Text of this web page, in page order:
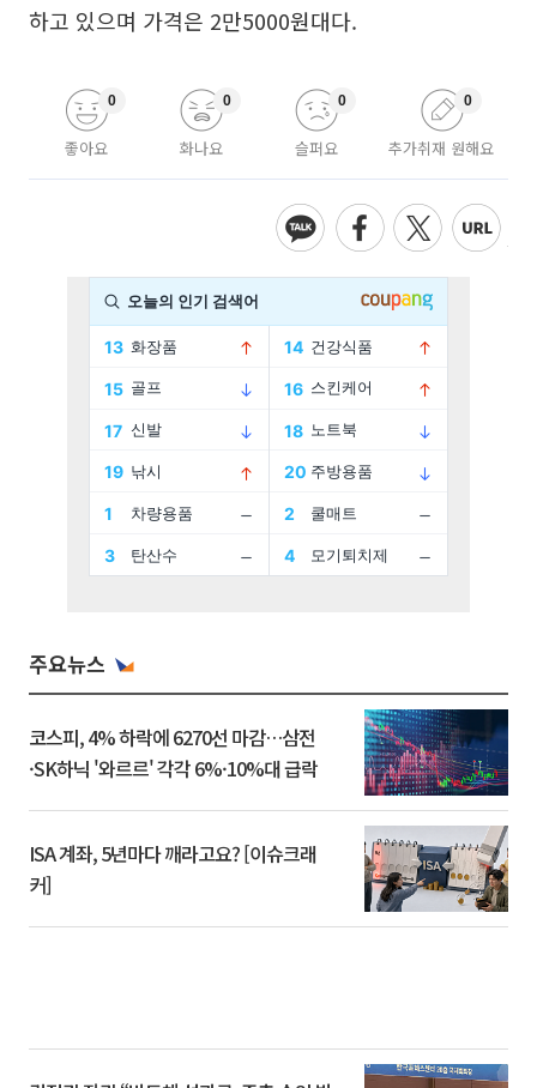
하고 있으며 가격은 2만5000원대다.
좋아요
0
화나요
0
슬퍼요
0
추가취재 원해요
0
주요뉴스
코스피, 4% 하락에 6270선 마감…삼전
·SK하닉 '와르르' 각각 6%·10%대 급락
ISA 계좌, 5년마다 깨라고요? [이슈크래
커]